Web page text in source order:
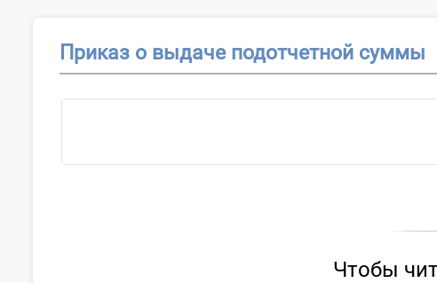
Приказ о выдаче подотчетной суммы
Чтобы